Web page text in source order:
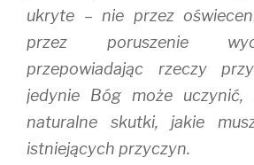
ukryte – nie przez
przez poruszenie
przepowiadając rzeczy
jedynie Bóg może uczynić,
naturalne skutki, jakie
istniejących przyczyn.